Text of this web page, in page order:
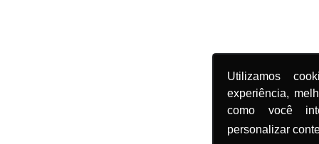
Utilizamos
experiência,
como você
personalizar